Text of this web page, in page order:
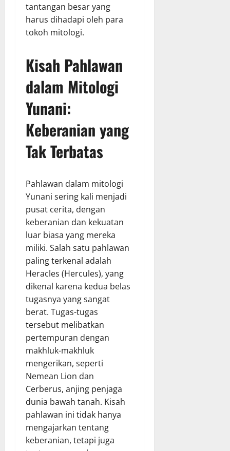
tantangan besar yang
harus dihadapi oleh para
tokoh mitologi.
Kisah Pahlawan
dalam Mitologi
Yunani:
Keberanian yang
Tak Terbatas
Pahlawan dalam mitologi
Yunani sering kali menjadi
pusat cerita, dengan
keberanian dan kekuatan
luar biasa yang mereka
miliki. Salah satu pahlawan
paling terkenal adalah
Heracles (Hercules), yang
dikenal karena kedua belas
tugasnya yang sangat
berat. Tugas-tugas
tersebut melibatkan
pertempuran dengan
makhluk-makhluk
mengerikan, seperti
Nemean Lion dan
Cerberus, anjing penjaga
dunia bawah tanah. Kisah
pahlawan ini tidak hanya
mengajarkan tentang
keberanian, tetapi juga